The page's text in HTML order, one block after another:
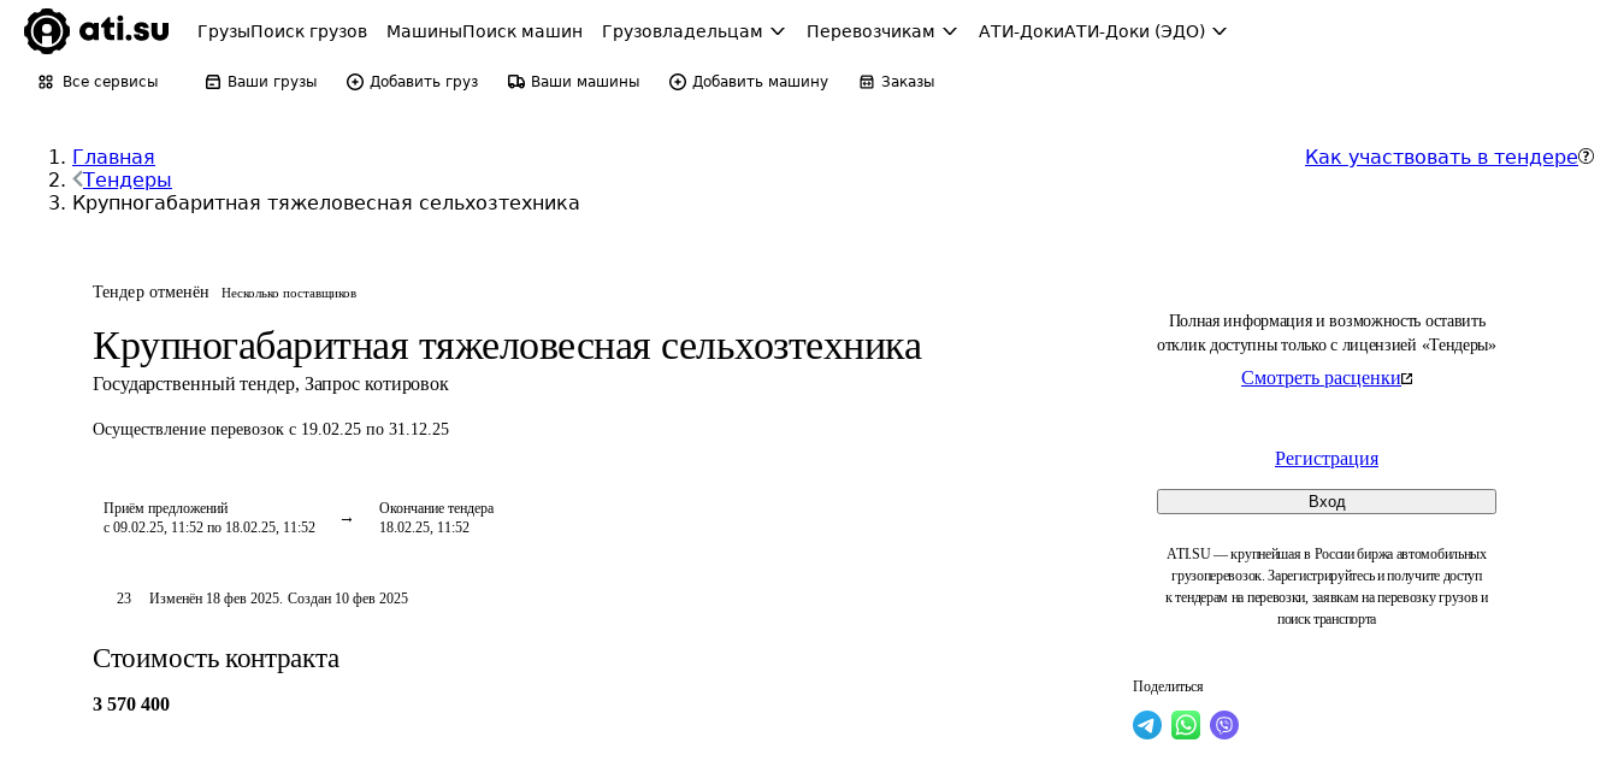
ГрузыПоиск грузов МашиныПоиск машин Грузовладельцам Перевозчикам АТИ-ДокиАТИ-Доки (ЭДО)
Все сервисы Ваши грузы Добавить груз Ваши машины Добавить машину Заказы
Главная
Тендеры
Крупногабаритная тяжеловесная сельхозтехника
Как участвовать в тендере
Тендер отменён Несколько поставщиков
Крупногабаритная тяжеловесная сельхозтехника
Государственный тендер, Запрос котировок
Осуществление перевозок с 19.02.25 по 31.12.25
Приём предложений
с 09.02.25, 11:52 по 18.02.25, 11:52
Окончание тендера
18.02.25, 11:52
Полная информация и возможность оставить
отклик доступны только с лицензией «Тендеры»
Смотреть расценки
Регистрация
Вход
ATI.SU — крупнейшая в России биржа автомобильных
грузоперевозок. Зарегистрируйтесь и получите доступ
к тендерам на перевозки, заявкам на перевозку грузов и
поиск транспорта
Поделиться
23 Изменён 18 фев 2025. Создан 10 фев 2025
Стоимость контракта
3 570 400